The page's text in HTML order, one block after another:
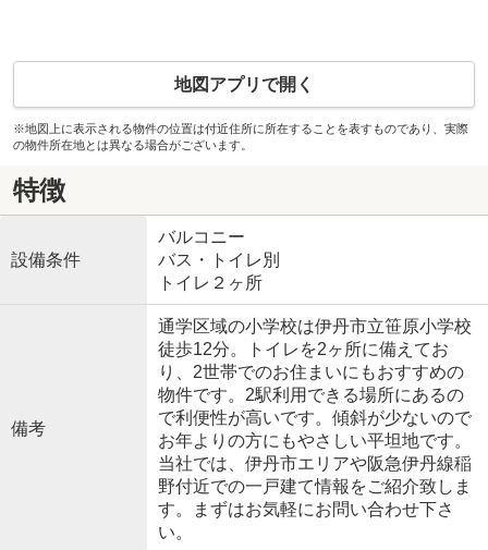
地図アプリで開く
※地図上に表示される物件の位置は付近住所に所在することを表すものであり、実際
の物件所在地とは異なる場合がございます。
特徴
設備条件
バルコニー
バス・トイレ別
トイレ２ヶ所
備考
通学区域の小学校は伊丹市立笹原小学校
徒歩12分。トイレを2ヶ所に備えてお
り、2世帯でのお住まいにもおすすめの
物件です。2駅利用できる場所にあるの
で利便性が高いです。傾斜が少ないので
お年よりの方にもやさしい平坦地です。
当社では、伊丹市エリアや阪急伊丹線稲
野付近での一戸建て情報をご紹介致しま
す。まずはお気軽にお問い合わせ下さ
い。